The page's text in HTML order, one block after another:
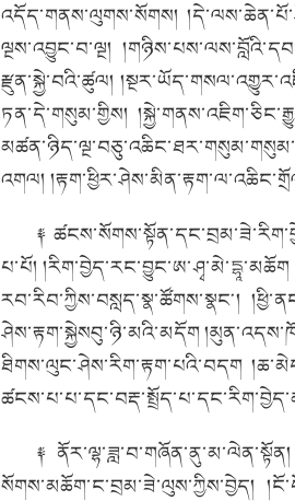
འདོད་གནས་ལུགས་སོགས།
ལྔས་འབྱུང་བ་ལྔ།
རྫུན་སྐྱེ་བའི་ཚུལ།
ཏན་དེ་གསུམ་གྱིས།
འགལ།
༈
པ་པོ། །རིག་བྱེད་རང་བྱུང་ཨ་ཤྭ་མེ་དྷཱ་མཆོག
རབ་རིབ་ཀྱིས་བསླད་སྣ་ཚོགས་སྣང༌།
ཤེས་རྟག་སྐྱེསབུ་ཉི་མའི་མདོག
ཐིགས་ལུང་ཤེས་རིག་རྟག་པའི་བདག
༈ ནོར་ལྷ་ཟླ་བ་གཞོན་ནུ་མ་ལེན་སྟོན།
སོགས་མཆོག་ང་བྲམ་ཟེ་ལུས་ཀྱིས་བྱེད།